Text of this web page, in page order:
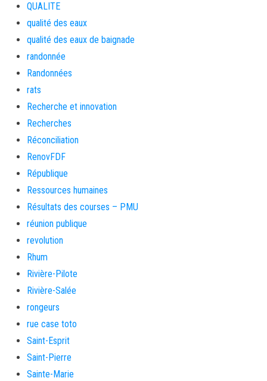
QUALITE
qualité des eaux
qualité des eaux de baignade
randonnée
Randonnées
rats
Recherche et innovation
Recherches
Réconciliation
RenovFDF
République
Ressources humaines
Résultats des courses – PMU
réunion publique
revolution
Rhum
Rivière-Pilote
Rivière-Salée
rongeurs
rue case toto
Saint-Esprit
Saint-Pierre
Sainte-Marie